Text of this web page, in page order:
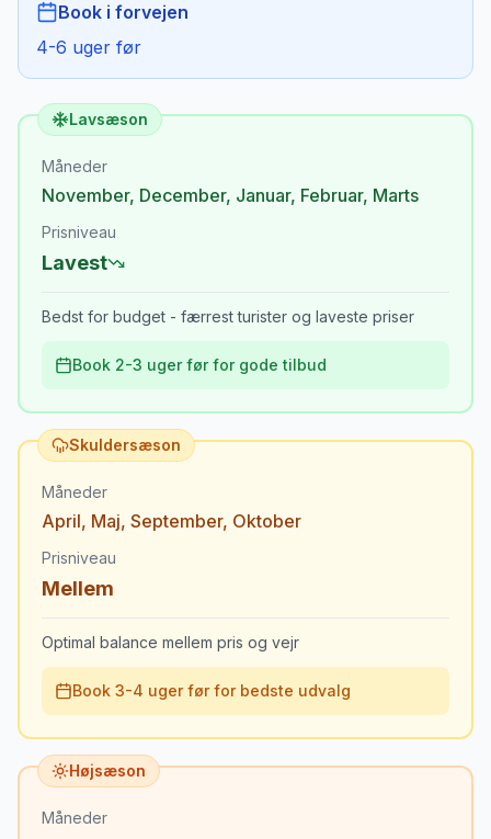
Book i forvejen
4-6 uger før
Lavsæson
Måneder
November, December, Januar, Februar, Marts
Prisniveau
Lavest
Bedst for budget - færrest turister og laveste priser
Book 2-3 uger før for gode tilbud
Skuldersæson
Måneder
April, Maj, September, Oktober
Prisniveau
Mellem
Optimal balance mellem pris og vejr
Book 3-4 uger før for bedste udvalg
Højsæson
Måneder